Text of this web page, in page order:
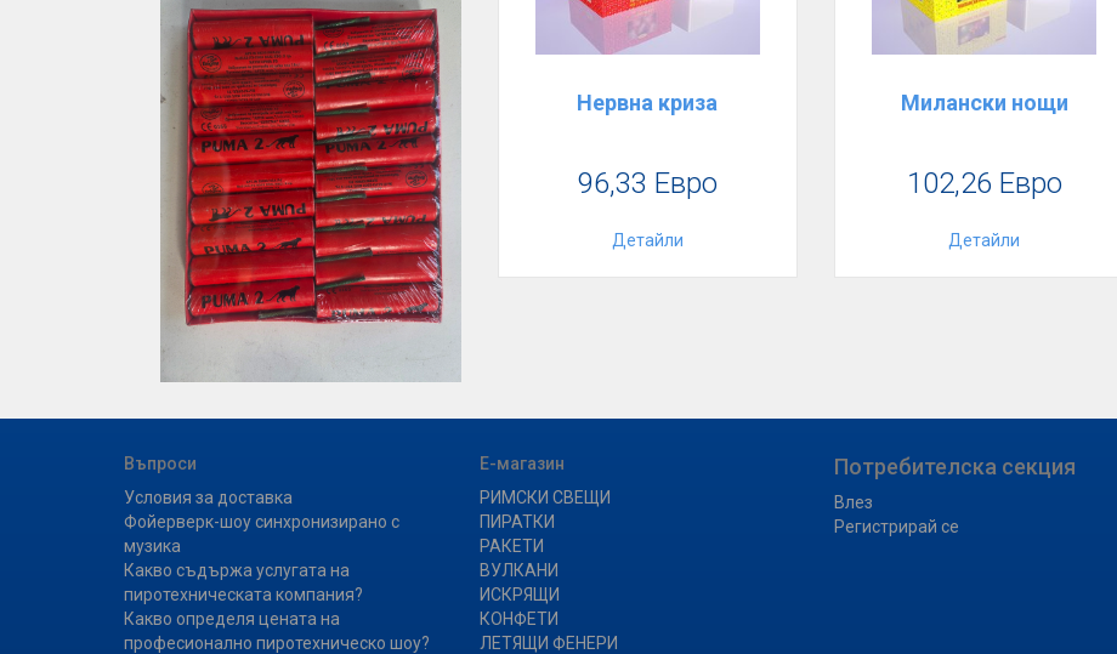
Нервна криза
96,33 Евро
Детайли
Милански нощи
102,26 Евро
Детайли
Въпроси
Условия за доставка
Фойерверк-шоу синхронизирано с
музика
Какво съдържа услугата на
пиротехническата компания?
Какво определя цената на
професионално пиротехническо шоу?
Е-магазин
РИМСКИ СВЕЩИ
ПИРАТКИ
РАКЕТИ
ВУЛКАНИ
ИСКРЯЩИ
КОНФЕТИ
ЛЕТЯЩИ ФЕНЕРИ
Потребителска секция
Влез
Регистрирай се